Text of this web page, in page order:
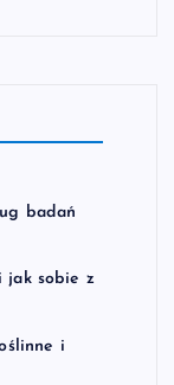
badań
jak sobie z
i